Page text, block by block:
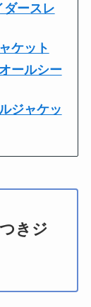
ダースレ
ケット
ールシー
ジャケッ
きジ